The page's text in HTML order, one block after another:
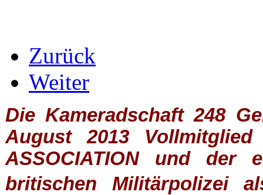
Zurück
Weiter
Die Kameradschaft 248
August 2013
ASSOCIATIONund der
britischen
Militärpolizei